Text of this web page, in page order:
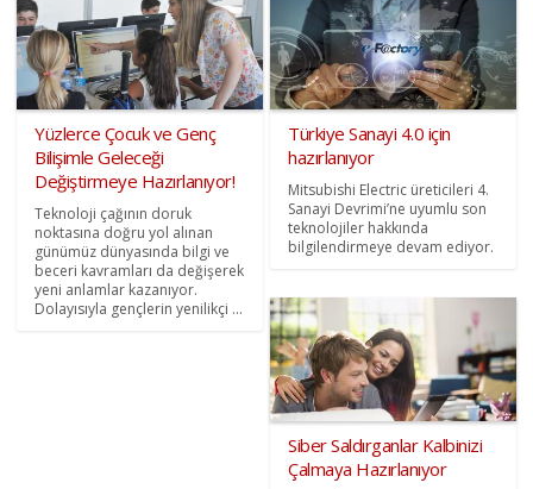
Yüzlerce Çocuk ve Genç
Bilişimle Geleceği
Değiştirmeye Hazırlanıyor!
Teknoloji çağının doruk
noktasına doğru yol alınan
günümüz dünyasında bilgi ve
beceri kavramları da değişerek
yeni anlamlar kazanıyor.
Dolayısıyla gençlerin yenilikçi ...
Türkiye Sanayi 4.0 için
hazırlanıyor
Mitsubishi Electric üreticileri 4.
Sanayi Devrimi’ne uyumlu son
teknolojiler hakkında
bilgilendirmeye devam ediyor.
Siber Saldırganlar Kalbinizi
Çalmaya Hazırlanıyor